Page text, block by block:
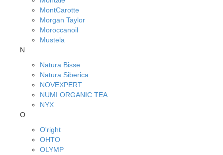
MontCarotte
Morgan Taylor
Moroccanoil
Mustela
N
Natura Bisse
Natura Siberica
NOVEXPERT
NUMI ORGANIC TEA
NYX
O
O'right
OHTO
OLYMP